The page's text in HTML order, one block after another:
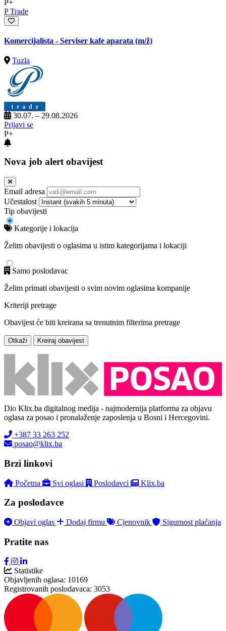
P+
P Trade
Komercijalista - Serviser kafe aparata (m/ž)
Tuzla
30.07. – 29.08.2026
Prijavi se
P+
Nova job alert obavijest
Email adresa
Učestalost
Tip obavijesti
Kategorije i lokacija
Želim obavijesti o oglasima u istim kategorijama i lokaciji
Samo poslodavac
Želim primati obavijesti o svim novim oglasima kompanije
Kriteriji pretrage
Obavijest će biti kreirana sa trenutnim filterima pretrage
Otkaži Kreiraj obavijest
Dio Klix.ba digitalnog medija - najmodernija platforma za objavu
oglasa za posao i pronalaženje zaposlenja u Bosni i Hercegovini.
+387 33 263 252
posao@klix.ba
Brzi linkovi
Početna Svi oglasi Poslodavci Klix.ba
Za poslodavce
Objavi oglas Dodaj firmu Cjenovnik Sigurnost plaćanja
Pratite nas
Statistike
Objavljenih oglasa: 10169
Registrovanih poslodavaca: 3053